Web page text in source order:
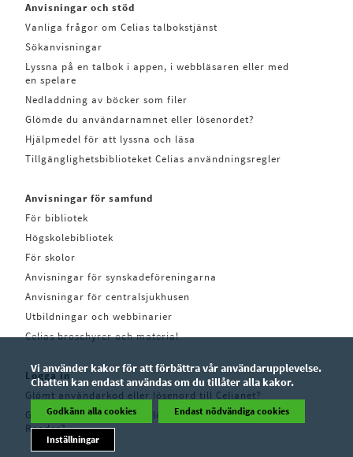
Anvisningar och stöd
Vanliga frågor om Celias talbokstjänst
Sökanvisningar
Lyssna på en talbok i appen, i webbläsaren eller med
en spelare
Nedladdning av böcker som filer
Glömde du användarnamnet eller lösenordet?
Hjälpmedel för att lyssna och läsa
Tillgänglighetsbiblioteket Celias användningsregler
Anvisningar för samfund
För bibliotek
Högskolebibliotek
För skolor
Anvisningar för synskadeföreningarna
Anvisningar för centralsjukhusen
Utbildningar och webbinarier
Celias broschyrer och material
Logga in
Glömt användarkod eller lösenord till Celianet?
Glömt användarkod eller lösenord till Pratsam
Reader?
Vi använder kakor för att förbättra vår användarupplevelse.
Chatten kan endast användas om du tillåter alla kakor.
Godkänn alla cookies Endast nödvändiga cookies
Inställningar